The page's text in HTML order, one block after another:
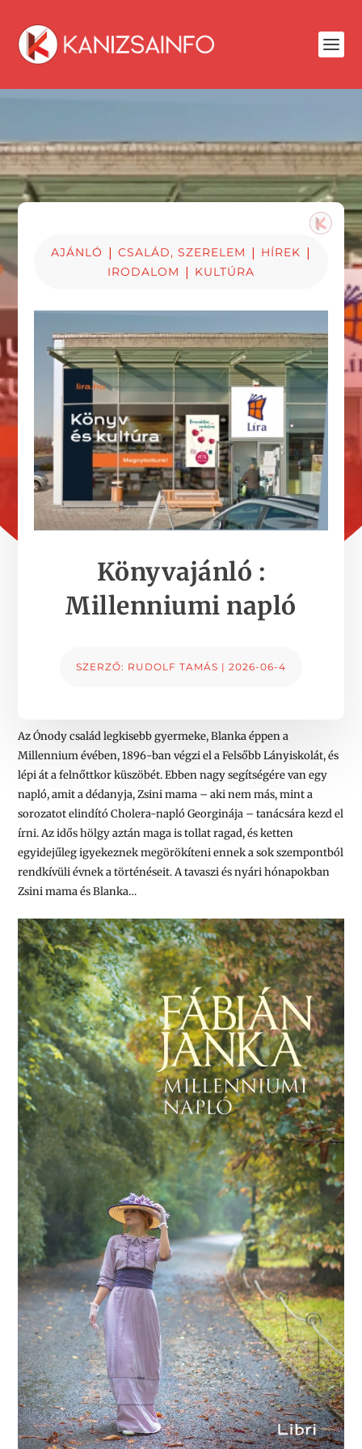
AJÁNLÓ | CSALÁD, SZERELEM | HÍREK |
IRODALOM | KULTÚRA
Könyvajánló :
Millenniumi napló
SZERZŐ: RUDOLF TAMÁS | 2026-06-4
Az Ónody család legkisebb gyermeke, Blanka éppen a
Millennium évében, 1896-ban végzi el a Felsőbb Lányiskolát, és
lépi át a felnőttkor küszöbét. Ebben nagy segítségére van egy
napló, amit a dédanyja, Zsini mama – aki nem más, mint a
sorozatot elindító Cholera-napló Georginája – tanácsára kezd el
írni. Az idős hölgy aztán maga is tollat ragad, és ketten
egyidejűleg igyekeznek megörökíteni ennek a sok szempontból
rendkívüli évnek a történéseit. A tavaszi és nyári hónapokban
Zsini mama és Blanka…